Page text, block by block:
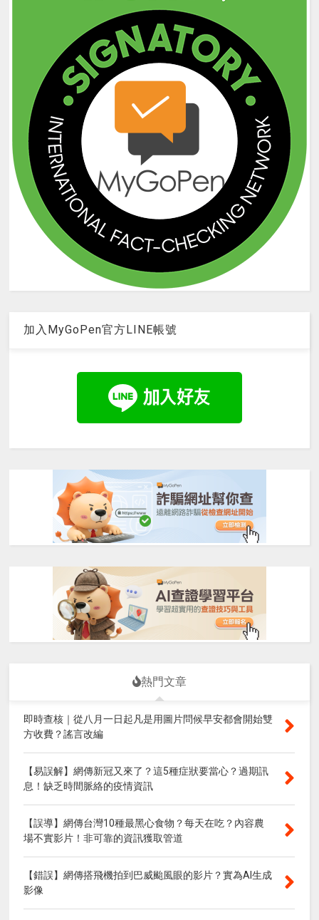
加入MyGoPen官方LINE帳號
熱門文章
即時查核｜從八月一日起凡是用圖片問候早安都會開始雙
方收費？謠言改編
【易誤解】網傳新冠又來了？這5種症狀要當心？過期訊
息！缺乏時間脈絡的疫情資訊
【誤導】網傳台灣10種最黑心食物？每天在吃？內容農
場不實影片！非可靠的資訊獲取管道
【錯誤】網傳搭飛機拍到巴威颱風眼的影片？實為AI生成
影像